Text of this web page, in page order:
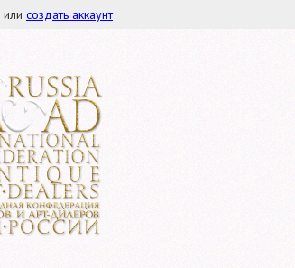
или создать аккаунт